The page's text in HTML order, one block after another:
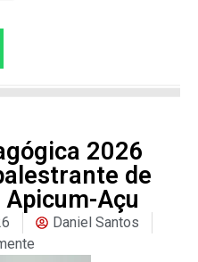
2026
de
Açu
Daniel Santos